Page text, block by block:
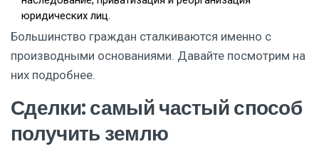
юридических лиц.
Большинство граждан сталкиваются именно с
производными основаниями. Давайте посмотрим на
них подробнее.
Сделки: самый частый способ
получить землю